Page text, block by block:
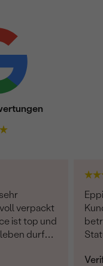
verpackt
ist top und
durfte:
weiter